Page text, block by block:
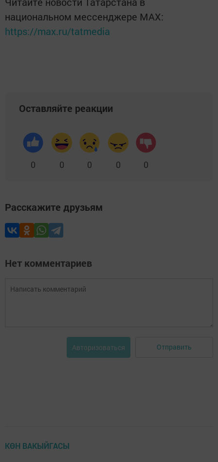
национальном мессенджере MАХ:
https://max.ru/tatmedia
Оставляйте реакции
0 0 0 0 0
Расскажите друзьям
Нет комментариев
Авторизоваться Отправить
КӨН ВАКЫЙГАСЫ